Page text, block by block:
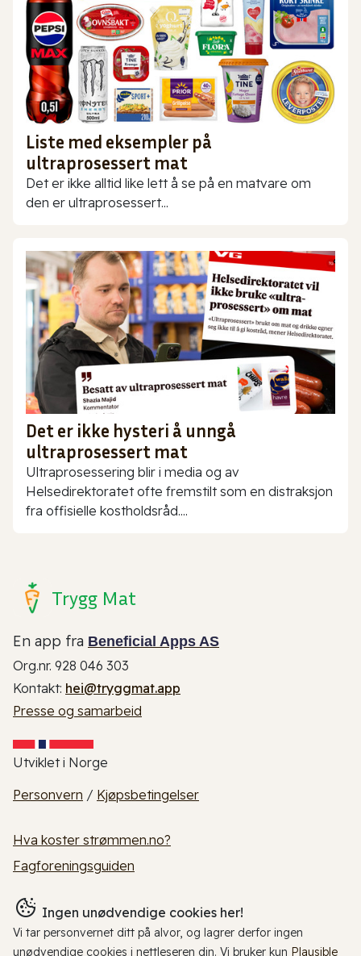
Liste med eksempler på
ultraprosessert mat
Det er ikke alltid like lett å se på en matvare om
den er ultraprosessert...
Det er ikke hysteri å unngå
ultraprosessert mat
Ultraprosessering blir i media og av
Helsedirektoratet ofte fremstilt som en distraksjon
fra offisielle kostholdsråd....
Trygg Mat
En app fra Beneficial Apps AS
Org.nr. 928 046 303
Kontakt: hei@tryggmat.app
Presse og samarbeid
Utviklet i Norge
Personvern / Kjøpsbetingelser
Hva koster strømmen.no?
Fagforeningsguiden
Ingen unødvendige cookies her!
Vi tar personvernet ditt på alvor, og lagrer derfor ingen
unødvendige cookies i nettleseren din. Vi bruker kun Plausible